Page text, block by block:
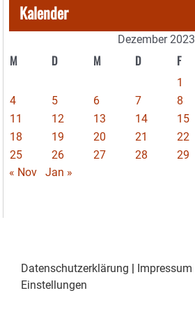
Kalender
Dezember 2023
M D M D F
1
4
5 6 7 8
11
12 13 14 15
18
19 20 21 22
25
26 27 28 29
« Nov
Jan »
Datenschutzerklärung Impressum
Einstellungen